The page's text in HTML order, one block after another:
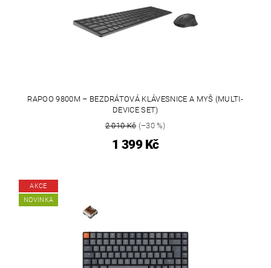
RAPOO 9800M – BEZDRÁTOVÁ KLÁVESNICE A MYŠ (MULTI-
DEVICE SET)
2 010 Kč(–30 %)
1 399 Kč
AKCE
NOVINKA